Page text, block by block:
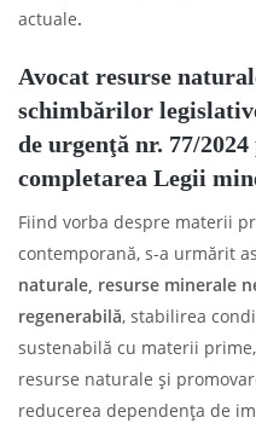
actuale.
Avocat resurse
schimbărilor
de urgenţă nr. 77/
completarea Legii
Fiind vorba despre materii
contemporană, s-a urmărit
naturale, resurse minerale
regenerabilă, stabilirea
sustenabilă cu materii
resurse naturale și
reducerea dependența de